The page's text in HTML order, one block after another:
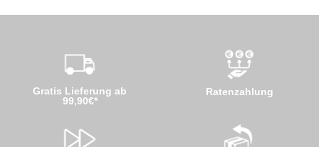
Gratis Lieferung ab
99,90€*
Ratenzahlung